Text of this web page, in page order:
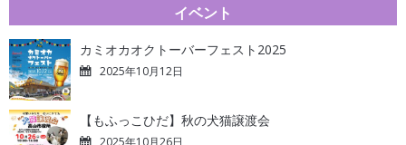
イベント
カミオカオクトーバーフェスト2025
2025年10月12日
【もふっこひだ】秋の犬猫譲渡会
2025年10月26日